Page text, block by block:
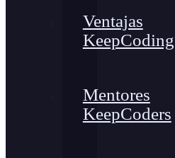
Ventajas
KeepCoding
Mentores
KeepCoders